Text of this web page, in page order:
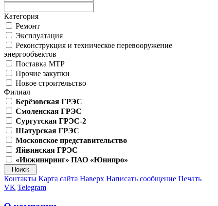
Категория
Ремонт
Эксплуатация
Реконструкция и техническое перевооружение
энергообъектов
Поставка МТР
Прочие закупки
Новое строительство
Филиал
Берёзовская ГРЭС
Смоленская ГРЭС
Сургутская ГРЭС-2
Шатурская ГРЭС
Московское представительство
Яйвинская ГРЭС
«Инжиниринг» ПАО «Юнипро»
Контакты Карта сайта Наверх Написать сообщение Печать
VK Telegram